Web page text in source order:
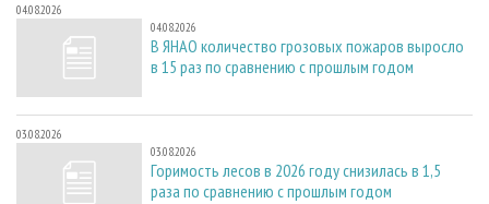
04.08.2026
04.08.2026
В ЯНАО количество грозовых пожаров выросло
в 15 раз по сравнению с прошлым годом
03.08.2026
03.08.2026
Горимость лесов в 2026 году снизилась в 1,5
раза по сравнению с прошлым годом